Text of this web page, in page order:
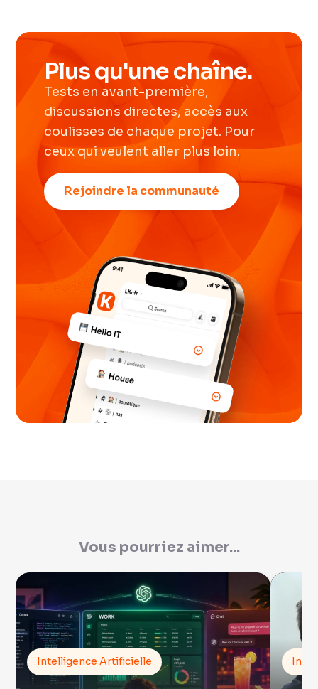
Plus qu'une chaîne.
Tests en avant-première,
discussions directes, accès aux
coulisses de chaque projet. Pour
ceux qui veulent aller plus loin.
Rejoindre la communauté
Vous pourriez aimer...
Intelligence Artificielle